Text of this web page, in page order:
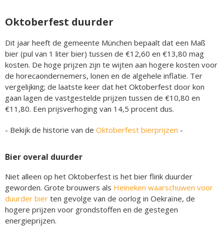
Oktoberfest duurder
Dit jaar heeft de gemeente München bepaalt dat een Maß
bier (pul van 1 liter bier) tussen de €12,60 en €13,80 mag
kosten. De hoge prijzen zijn te wijten aan hogere kosten voor
de horecaondernemers, lonen en de algehele inflatie. Ter
vergelijking; de laatste keer dat het Oktoberfest door kon
gaan lagen de vastgestelde prijzen tussen de €10,80 en
€11,80. Een prijsverhoging van 14,5 procent dus.
- Bekijk de historie van de Oktoberfest bierprijzen -
Bier overal duurder
Niet alleen op het Oktoberfest is het bier flink duurder
geworden. Grote brouwers als Heineken waarschuwen voor
duurder bier ten gevolge van de oorlog in Oekraïne, de
hogere prijzen voor grondstoffen en de gestegen
energieprijzen.